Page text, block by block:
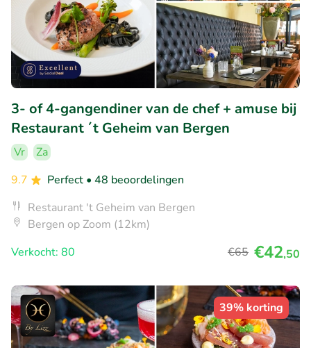
3- of 4-gangendiner van de chef + amuse bij
Restaurant ´t Geheim van Bergen
Vr
Za
9.7
Perfect • 48 beoordelingen
Restaurant 't Geheim van Bergen
Bergen op Zoom (12km)
Verkocht: 80
€65 €42,50
39% korting